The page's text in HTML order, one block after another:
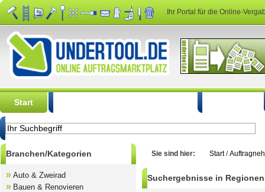
Ihr Portal für die Online-
Start
Branchen/Kategorien
» Auto & Zweirad
» Bauen & Renovieren
Sie sind hier: Start/
Suchergebnisse in